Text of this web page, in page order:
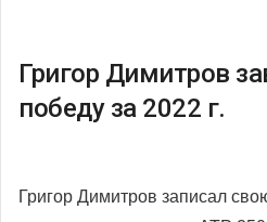
Григор Димитров
победу за 2022 г.
Григор Димитров записал